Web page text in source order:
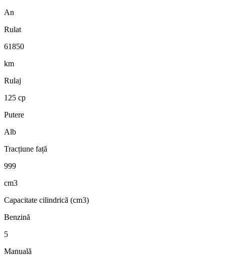
An
Rulat
61850
km
Rulaj
125 cp
Putere
Alb
Tracțiune față
999
cm3
Capacitate cilindrică (cm3)
Benzină
5
Manuală